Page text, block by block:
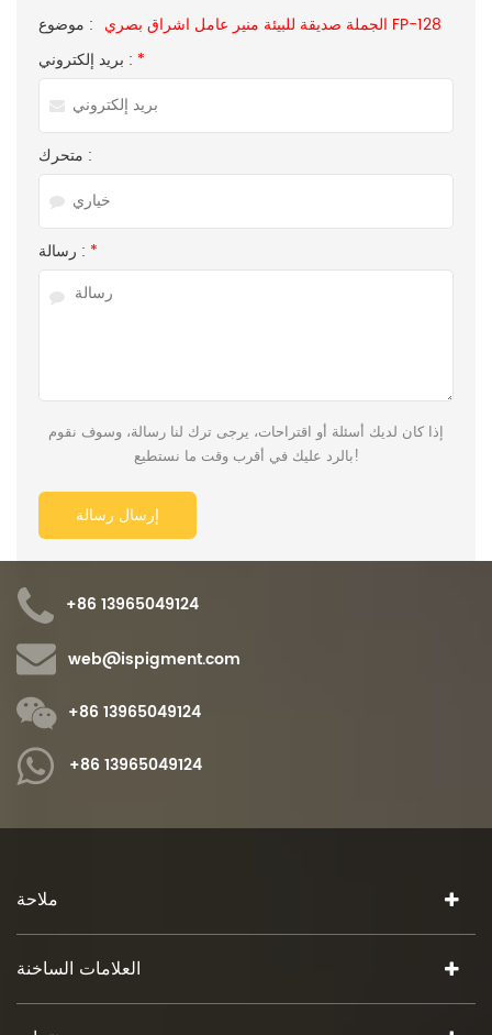
موضوع :
الجملة صديقة للبيئة منير عامل اشراق بصري FP-128
بريد إلكتروني : *
متحرك :
رسالة : *
إذا كان لديك أسئلة أو اقتراحات، يرجى ترك لنا رسالة، وسوف نقوم
بالرد عليك في أقرب وقت ما نستطيع!
+86 13965049124
web@ispigment.com
+86 13965049124
+86 13965049124
ملاحة
العلامات الساخنة